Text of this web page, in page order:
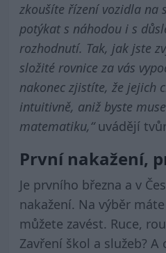
zkoušíte řízení vozidla na
potýkat s náhodou i s
rozhodnutí. Tak, jak jste
složité rovnice za vás
nakonec zjistíte, že jejich
intuitivně, aniž byste
matematiku,“uvádějí
První nakažení,
Je prvního března a v
nakažení. Na výběr
můžete zavést. Ruce,
Zavření škol a služeb? A